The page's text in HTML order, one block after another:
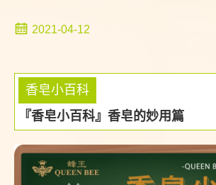
2021-04-12
香皂小百科
『香皂小百科』香皂的妙用篇